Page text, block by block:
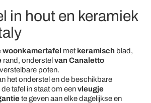
in hout en keramiek
woonkamertafel met keramisch blad,
rand, onderstel van Canaletto
poten.
het onderstel en de beschikbare
tafel in staat om eenvleugje
te geven aan elke dagelijkse en